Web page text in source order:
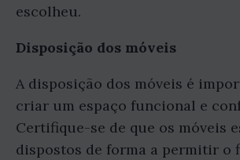
escolheu.
Disposição dos móveis
A disposição dos móveis é
criar um espaço funcional e
Certifique-se de que os móveis
dispostos de forma a permitir o